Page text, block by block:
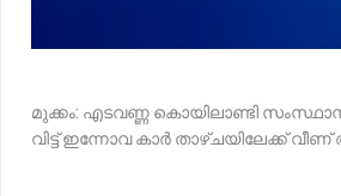
മുക്കം: എടവണ്ണ കൊയിലാണ്ടി
വിട്ട് ഇന്നോവ കാർ താഴ്ചയിലേക്ക്